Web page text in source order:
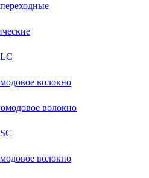
волокно
волокно
волокно